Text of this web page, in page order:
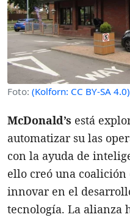
Foto: (Kolforn: CC BY-SA 4.0)
McDonald’s está
automatizar su las
con la ayuda de
ello creó una coalición
innovar en el
tecnología. La alianza